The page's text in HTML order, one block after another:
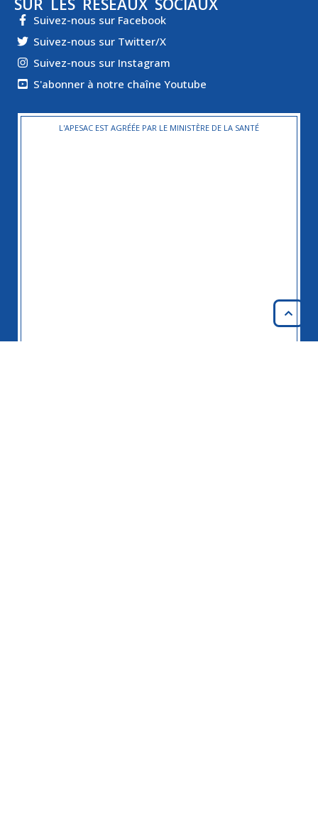
SUR LES RÉSEAUX SOCIAUX
Suivez-nous sur Facebook
Suivez-nous sur Twitter/X
Suivez-nous sur Instagram
S'abonner à notre chaîne Youtube
L'APESAC EST AGRÉÉE PAR LE MINISTÈRE DE LA SANTÉ